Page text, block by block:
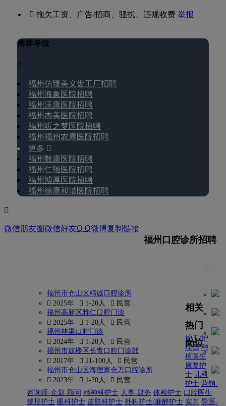
 拖欠工资、广告/招商、骚扰、违规收费举报
推荐单位

福州仿臻美义齿工厂招聘
福州海象医院招聘
福州沃康医院招聘
福州杰美医院招聘
福州听之梦医院招聘
福州福州农康医院招聘
更多 
福州数康医院招聘
福州仁驰医院招聘
福州博厚医院招聘
福州德康和谐医院招聘

微信朋友圈微信好友Q Q微博复制链接
福州口腔诊所招聘
福州市仓山区精诚口腔诊所
 2025年
 1-20人
 民营
福州高新区雅仁口腔门诊
 2025年
 1-20人
 民营
福州林渠口腔门诊
 2024年
 1-20人
 民营
福州市鼓楼区长青口腔门诊部
 2017年
 21-100人
 民营
福州市仓山区海狸家仓万口腔诊所
 2023年
 1-20人  民营
相关
热门
岗位
护工/护
理员 种
植医生
康复护
士 儿科
护士 营销-
咨询师-企划-顾问 精神科护士 人事-财务 体检护士 口腔医生
整形护士 眼科护士 皮肤科护士 外科护士/麻醉护士 实习 导医-